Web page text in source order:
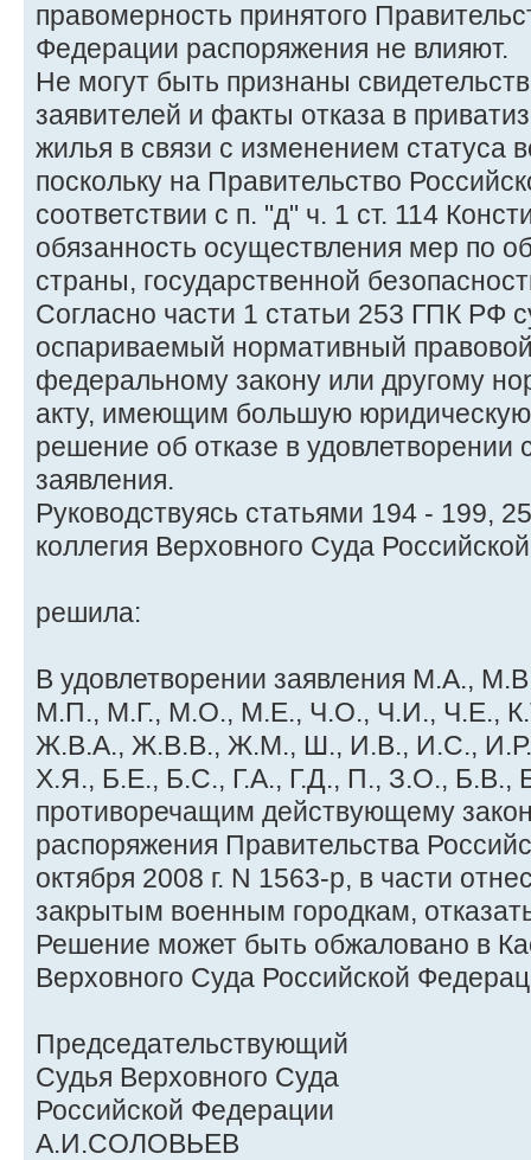
правомерность принятого
Федерации распоряжения не влияют.
Не могут быть признаны
заявителей и факты отказа в
жилья в связи с изменением статуса
поскольку на Правительство
соответствии с п. "д" ч. 1 ст. 114
обязанность осуществления мер по
страны, государственной
Согласно части 1 статьи 253 ГПК РФ
оспариваемый нормативный
федеральному закону или другому
акту, имеющим большую
решение об отказе в удовлетворении
заявления.
Руководствуясь статьями 194 - 199,
коллегия Верховного Суда
решила:
В удовлетворении заявления М.А.,
М.П., М.Г., М.О., М.Е., Ч.О., Ч.И., Ч.Е.,
Ж.В.А., Ж.В.В., Ж.М., Ш., И.В., И.С.,
Х.Я., Б.Е., Б.С., Г.А., Г.Д., П., З.О., Б.В.,
противоречащим действующему
распоряжения Правительства
октября 2008 г. N 1563-р, в части
закрытым военным городкам,
Решение может быть обжаловано в
Верховного Суда Российской
Председательствующий
Судья Верховного Суда
Российской Федерации
А.И.СОЛОВЬЕВ